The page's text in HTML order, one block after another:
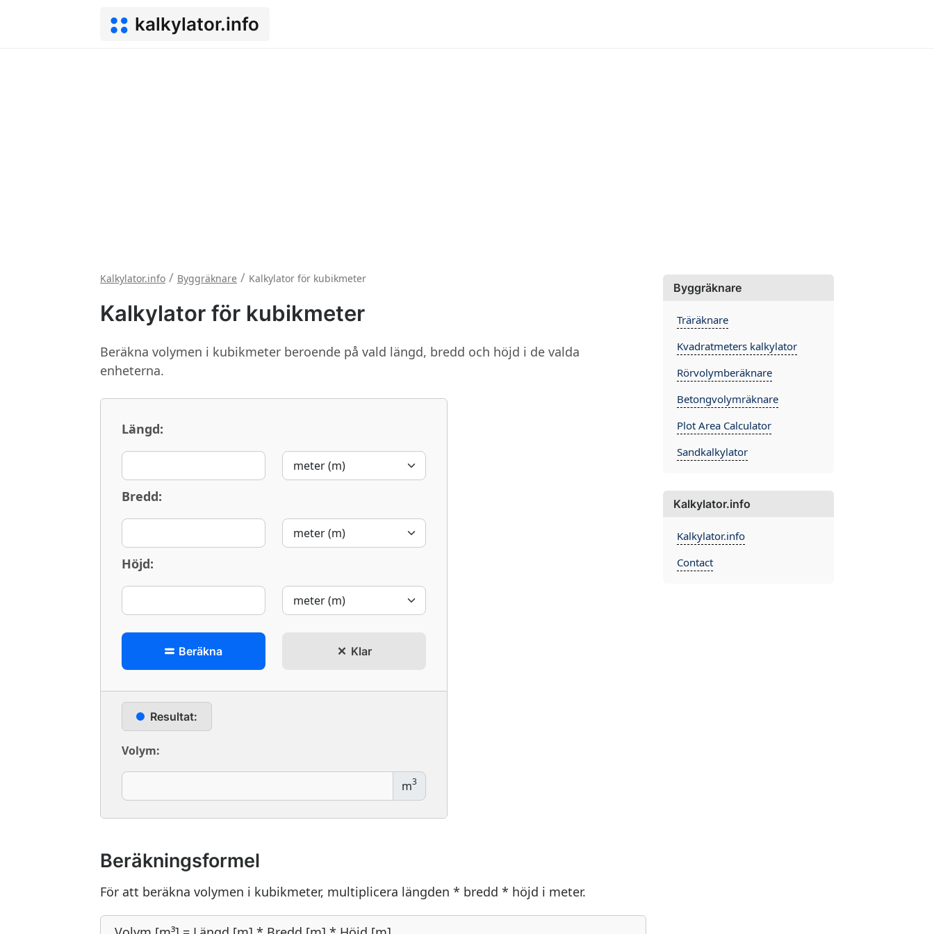
kalkylator.info
Kalkylator.info / Byggräknare / Kalkylator för kubikmeter
Kalkylator för kubikmeter
Beräkna volymen i kubikmeter beroende på vald längd, bredd och höjd i de valda
enheterna.
Längd:
Bredd:
Höjd:
Beräkna Klar
Resultat:
Volym:
m3
Beräkningsformel
För att beräkna volymen i kubikmeter, multiplicera längden * bredd * höjd i meter.
Byggräknare
Träräknare
Kvadratmeters kalkylator
Rörvolymberäknare
Betongvolymräknare
Plot Area Calculator
Sandkalkylator
Kalkylator.info
Kalkylator.info
Contact